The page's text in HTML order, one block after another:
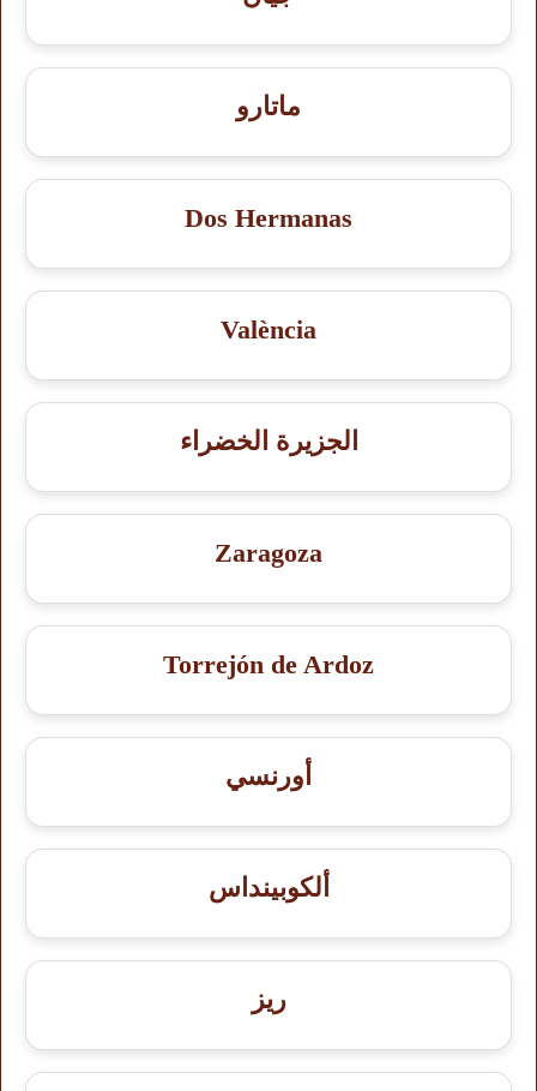
ماتارو
Dos Hermanas
València
الجزيرة الخضراء
Zaragoza
Torrejón de Ardoz
أورنسي
ألكوبينداس
ريز